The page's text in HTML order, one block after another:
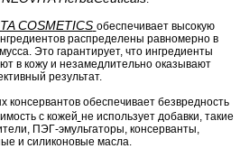
COSMETICS обеспечивает высокую
распределены равномерно в
Это гарантирует, что ингредиенты
в кожу и незамедлительно оказывают
результат.
консервантов обеспечивает безвредность
с кожей не использует добавки, такие
ПЭГ-эмульгаторы, консерванты,
и силиконовые масла.